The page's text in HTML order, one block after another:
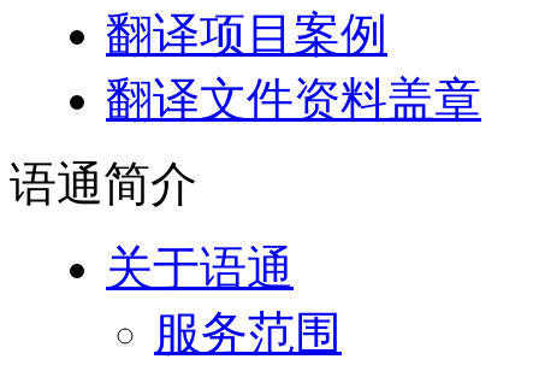
翻译项目案例
翻译文件资料盖章
语通简介
关于语通
服务范围